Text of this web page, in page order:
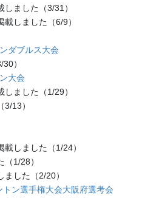
ました（3/31）
しました（6/9）
ダブルス大会
）
大会
ました（1/29）
13）
しました（1/24）
1/28）
した（2/20）
ン選手権大会大阪府選考会